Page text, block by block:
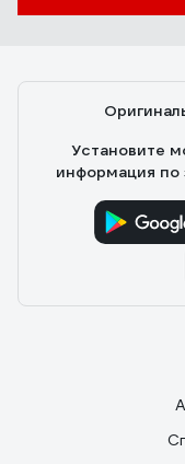
Установите
информация по